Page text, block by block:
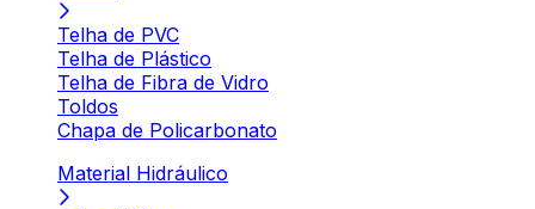
Telha de PVC
Telha de Plástico
Telha de Fibra de Vidro
Toldos
Chapa de Policarbonato
Material Hidráulico